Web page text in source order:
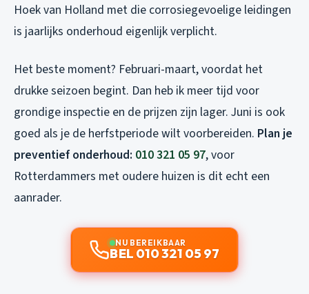
Hoek van Holland met die corrosiegevoelige leidingen
is jaarlijks onderhoud eigenlijk verplicht.
Het beste moment? Februari-maart, voordat het
drukke seizoen begint. Dan heb ik meer tijd voor
grondige inspectie en de prijzen zijn lager. Juni is ook
goed als je de herfstperiode wilt voorbereiden. Plan je
preventief onderhoud: 010 321 05 97, voor
Rotterdammers met oudere huizen is dit echt een
aanrader.
NU BEREIKBAAR
BEL 010 321 05 97